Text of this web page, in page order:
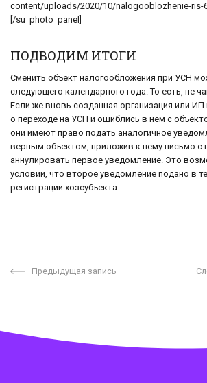
content/uploads/2020/10/nalogooblozhenie-ris-
[/su_photo_panel]
ПОДВОДИМ ИТОГИ
Сменить объект налогообложения при УСН
следующего календарного года. То есть, не
Если же вновь созданная организация или
о переходе на УСН и ошиблись в нем с
они имеют право подать аналогичное
верным объектом, приложив к нему письмо с
аннулировать первое уведомление. Это
условии, что второе уведомление подано в
регистрации хозсубъекта.
Предыдущая запись